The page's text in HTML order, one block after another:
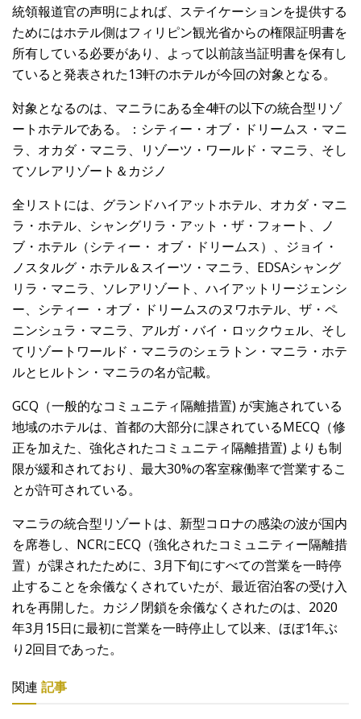
統領報道官の声明によれば、ステイケーションを提供する
ためにはホテル側はフィリピン観光省からの権限証明書を
所有している必要があり、よって以前該当証明書を保有し
ていると発表された13軒のホテルが今回の対象となる。
対象となるのは、マニラにある全4軒の以下の統合型リゾ
ートホテルである。：シティー・オブ・ドリームス・マニ
ラ、オカダ・マニラ、リゾーツ・ワールド・マニラ、そし
てソレアリゾート＆カジノ
全リストには、グランドハイアットホテル、オカダ・マニ
ラ・ホテル、シャングリラ・アット・ザ・フォート、ノ
ブ・ホテル（シティー・ オブ・ドリームス）、ジョイ・
ノスタルグ・ホテル＆スイーツ・マニラ、EDSAシャング
リラ・マニラ、ソレアリゾート、ハイアットリージェンシ
ー、シティー ・オブ・ドリームスのヌワホテル、ザ・ペ
ニンシュラ・マニラ、アルガ・バイ・ロックウェル、そし
てリゾートワールド・マニラのシェラトン・マニラ・ホテ
ルとヒルトン・マニラの名が記載。
GCQ（一般的なコミュニティ隔離措置) が実施されている
地域のホテルは、首都の大部分に課されているMECQ（修
正を加えた、強化されたコミュニティ隔離措置) よりも制
限が緩和されており、最大30%の客室稼働率で営業するこ
とが許可されている。
マニラの統合型リゾートは、新型コロナの感染の波が国内
を席巻し、NCRにECQ（強化されたコミュニティー隔離措
置）が課されたために、3月下旬にすべての営業を一時停
止することを余儀なくされていたが、最近宿泊客の受け入
れを再開した。カジノ閉鎖を余儀なくされたのは、2020
年3月15日に最初に営業を一時停止して以来、ほぼ1年ぶ
り2回目であった。
関連 記事